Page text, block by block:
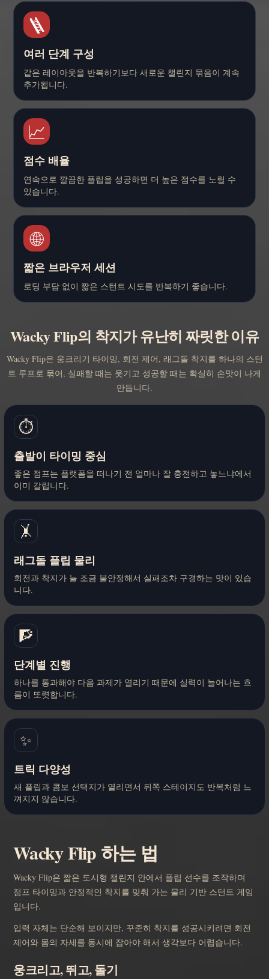
🪜
여러 단계 구성
같은 레이아웃을 반복하기보다 새로운 챌린지 묶음이 계속
추가됩니다.
📈
점수 배율
연속으로 깔끔한 플립을 성공하면 더 높은 점수를 노릴 수
있습니다.
🌐
짧은 브라우저 세션
로딩 부담 없이 짧은 스턴트 시도를 반복하기 좋습니다.
Wacky Flip의 착지가 유난히 짜릿한 이유
Wacky Flip은 웅크리기 타이밍, 회전 제어, 래그돌 착지를 하나의 스턴
트 루프로 묶어, 실패할 때는 웃기고 성공할 때는 확실히 손맛이 나게
만듭니다.
⏱️
출발이 타이밍 중심
좋은 점프는 플랫폼을 떠나기 전 얼마나 잘 충전하고 놓느냐에서
이미 갈립니다.
🤸
래그돌 플립 물리
회전과 착지가 늘 조금 불안정해서 실패조차 구경하는 맛이 있습
니다.
🧗
단계별 진행
하나를 통과해야 다음 과제가 열리기 때문에 실력이 늘어나는 흐
름이 또렷합니다.
✨
트릭 다양성
새 플립과 콤보 선택지가 열리면서 뒤쪽 스테이지도 반복처럼 느
껴지지 않습니다.
Wacky Flip 하는 법
Wacky Flip은 짧은 도시형 챌린지 안에서 플립 선수를 조작하며
점프 타이밍과 안정적인 착지를 맞춰 가는 물리 기반 스턴트 게임
입니다.
입력 자체는 단순해 보이지만, 꾸준히 착지를 성공시키려면 회전
제어와 몸의 자세를 동시에 잡아야 해서 생각보다 어렵습니다.
웅크리고, 뛰고, 돌기